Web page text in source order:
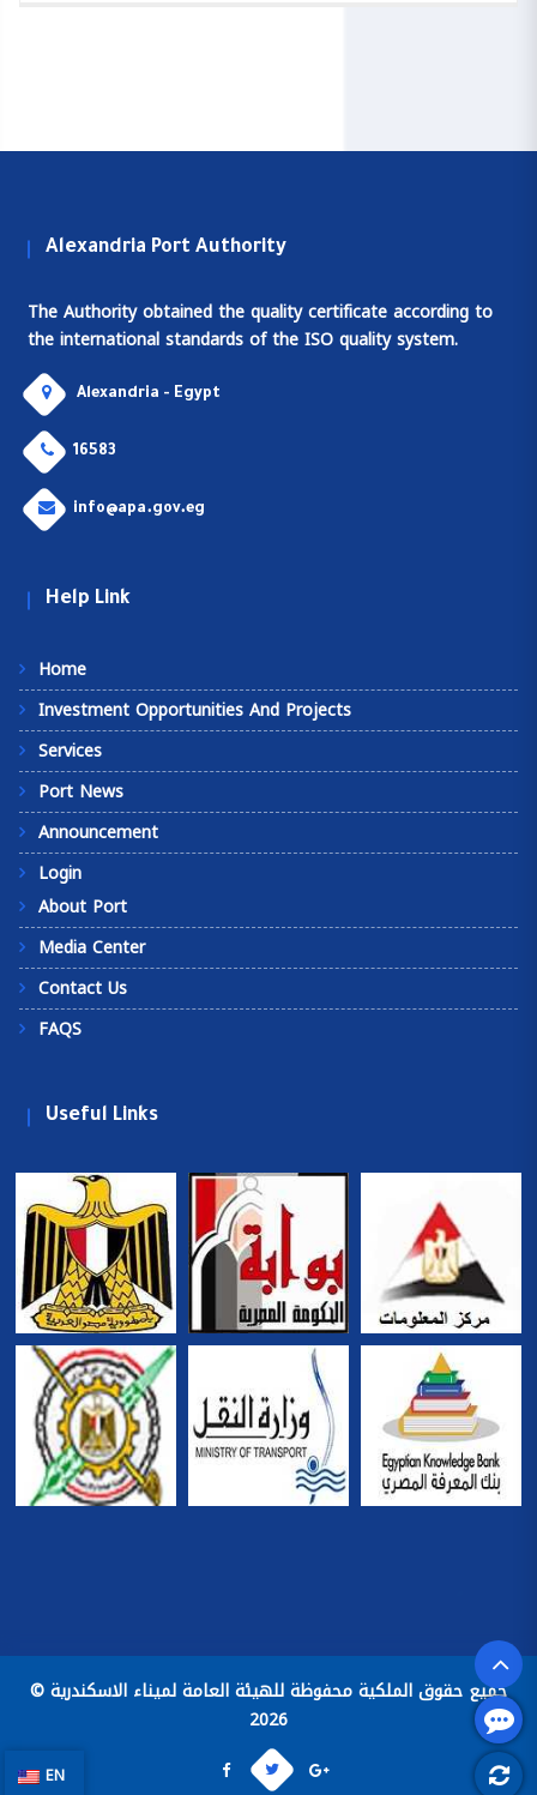
Alexandria Port Authority
The Authority obtained the quality certificate according to
the international standards of the ISO quality system.
Alexandria - Egypt
16583
info@apa.gov.eg
Help Link
Home
Investment Opportunities And Projects
Services
Port News
Announcement
Login
About Port
Media Center
Contact Us
FAQS
Useful Links
جميع حقوق الملكية محفوظة للهيئة العامة لميناء الاسكندرية ©
2026
EN